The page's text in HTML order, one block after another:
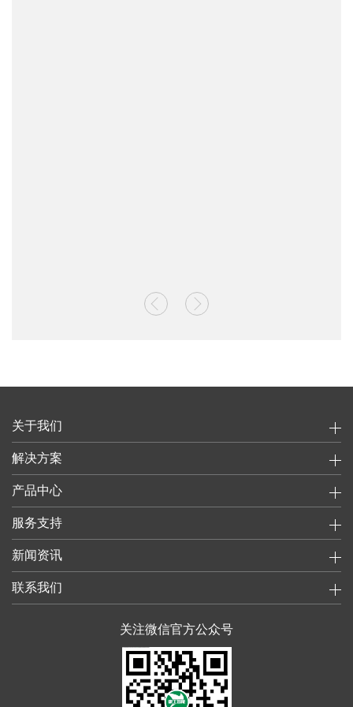
关于我们
解决方案
产品中心
服务支持
新闻资讯
联系我们
关注微信官方公众号